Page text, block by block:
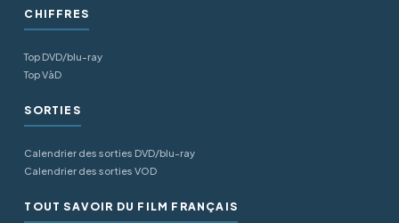
CHIFFRES
Top DVD/blu-ray
Top VàD
SORTIES
Calendrier des sorties DVD/blu-ray
Calendrier des sorties VOD
TOUT SAVOIR DU FILM FRANÇAIS